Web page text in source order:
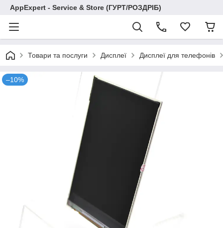
AppExpert - Service & Store (ГУРТ/РОЗДРІБ)
Товари та послуги Дисплеї Дисплеї для телефонів
–10%